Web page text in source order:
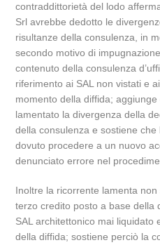
contraddittorietà del lodo
Srl avrebbe dedotto le
risultanze della consulenza, in
secondo motivo di
contenuto della consulenza
riferimento ai SAL non vistati e
momento della diffida;
lamentato la divergenza della
della consulenza e sostiene
dovuto procedere a un nuovo
denunciato errore nel
Inoltre la ricorrente lamenta
terzo credito posto a base della
SAL architettonico mai liquidato
della diffida; sostiene perciò la